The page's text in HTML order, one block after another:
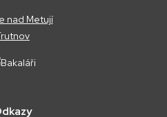
nad Metují